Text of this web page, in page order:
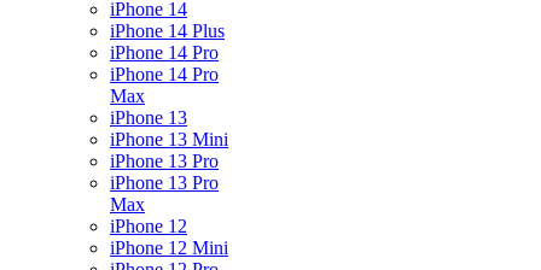
iPhone 14
iPhone 14 Plus
iPhone 14 Pro
iPhone 14 Pro
Max
iPhone 13
iPhone 13 Mini
iPhone 13 Pro
iPhone 13 Pro
Max
iPhone 12
iPhone 12 Mini